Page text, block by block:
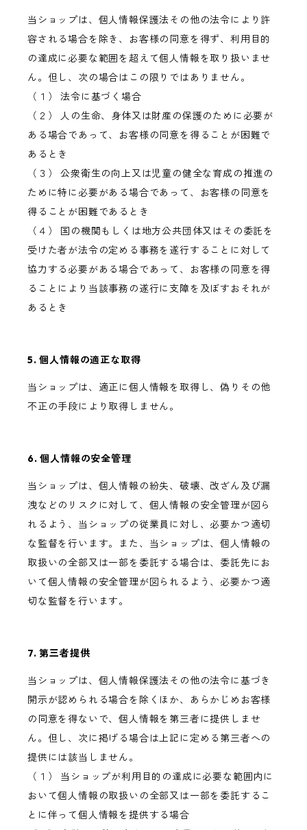
当ショップは、個人情報保護法その他の法令により許
容される場合を除き、お客様の同意を得ず、利用目的
の達成に必要な範囲を超えて個人情報を取り扱いませ
ん。但し、次の場合はこの限りではありません。
（１） 法令に基づく場合
（２） 人の生命、身体又は財産の保護のために必要が
ある場合であって、お客様の同意を得ることが困難で
あるとき
（３） 公衆衛生の向上又は児童の健全な育成の推進の
ために特に必要がある場合であって、お客様の同意を
得ることが困難であるとき
（４） 国の機関もしくは地方公共団体又はその委託を
受けた者が法令の定める事務を遂行することに対して
協力する必要がある場合であって、お客様の同意を得
ることにより当該事務の遂行に支障を及ぼすおそれが
あるとき
5. 個人情報の適正な取得
当ショップは、適正に個人情報を取得し、偽りその他
不正の手段により取得しません。
6. 個人情報の安全管理
当ショップは、個人情報の紛失、破壊、改ざん及び漏
洩などのリスクに対して、個人情報の安全管理が図ら
れるよう、当ショップの従業員に対し、必要かつ適切
な監督を行います。また、当ショップは、個人情報の
取扱いの全部又は一部を委託する場合は、委託先にお
いて個人情報の安全管理が図られるよう、必要かつ適
切な監督を行います。
7. 第三者提供
当ショップは、個人情報保護法その他の法令に基づき
開示が認められる場合を除くほか、あらかじめお客様
の同意を得ないで、個人情報を第三者に提供しませ
ん。但し、次に掲げる場合は上記に定める第三者への
提供には該当しません。
（１） 当ショップが利用目的の達成に必要な範囲内に
おいて個人情報の取扱いの全部又は一部を委託するこ
とに伴って個人情報を提供する場合